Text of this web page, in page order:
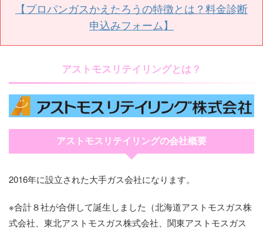
【プロパンガスかえたろうの特徴とは？料金診断
申込みフォーム】
アストモスリテイリングとは？
アストモスリテイリングの会社概要
2016年に設立された大手ガス会社になります。
※合計８社が合併して誕生しました（北海道アストモスガス株
式会社、東北アストモスガス株式会社、関東アストモスガス